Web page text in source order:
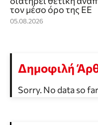
τον μέσο όρο της ΕΕ
05.08.2026
Δημοφιλή
Sorry. No data so